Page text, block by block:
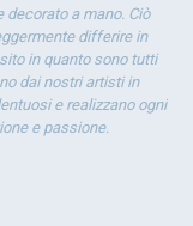
decorato a mano. Ciò
differire in
in quanto sono tutti
dai nostri artisti in
e realizzano ogni
e passione.